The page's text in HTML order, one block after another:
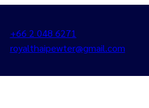
+66 2 048 6271
royalthaipewter@gmail.com